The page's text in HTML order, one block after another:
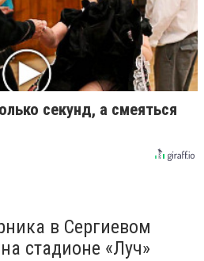
секунд, а смеяться
в Сергиевом
стадионе «Луч»